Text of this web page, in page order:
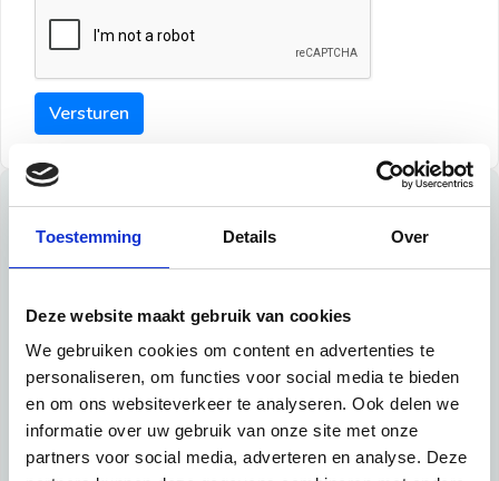
Toestemming Details Over
Deze website maakt gebruik van cookies
We gebruiken cookies om content en advertenties te
personaliseren, om functies voor social media te bieden
en om ons websiteverkeer te analyseren. Ook delen we
informatie over uw gebruik van onze site met onze
partners voor social media, adverteren en analyse. Deze
Versturen
Tips
Tip 1:
Schrijf een duidelijke introductie en geef de volgende
informatie mee:
Ben je student, werkachtig of werkzoekend